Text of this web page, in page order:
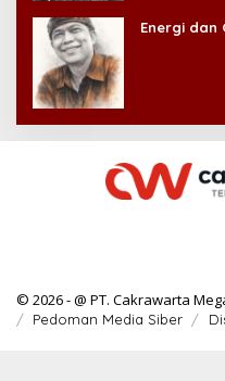
Energi dan
© 2026 - @ PT. Cakrawarta
Pedoman Media Siber